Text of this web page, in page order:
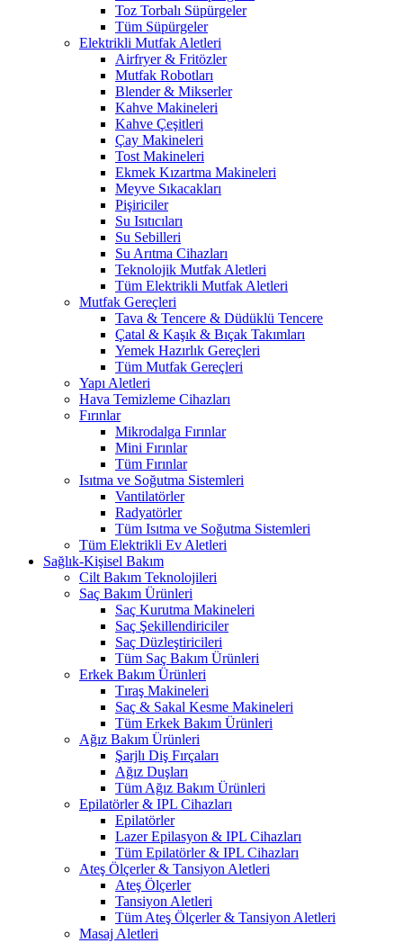
Toz Torbalı Süpürgeler
Tüm Süpürgeler
Elektrikli Mutfak Aletleri
Airfryer & Fritözler
Mutfak Robotları
Blender & Mikserler
Kahve Makineleri
Kahve Çeşitleri
Çay Makineleri
Tost Makineleri
Ekmek Kızartma Makineleri
Meyve Sıkacakları
Pişiriciler
Su Isıtıcıları
Su Sebilleri
Su Arıtma Cihazları
Teknolojik Mutfak Aletleri
Tüm Elektrikli Mutfak Aletleri
Mutfak Gereçleri
Tava & Tencere & Düdüklü Tencere
Çatal & Kaşık & Bıçak Takımları
Yemek Hazırlık Gereçleri
Tüm Mutfak Gereçleri
Yapı Aletleri
Hava Temizleme Cihazları
Fırınlar
Mikrodalga Fırınlar
Mini Fırınlar
Tüm Fırınlar
Isıtma ve Soğutma Sistemleri
Vantilatörler
Radyatörler
Tüm Isıtma ve Soğutma Sistemleri
Tüm Elektrikli Ev Aletleri
Sağlık-Kişisel Bakım
Cilt Bakım Teknolojileri
Saç Bakım Ürünleri
Saç Kurutma Makineleri
Saç Şekillendiriciler
Saç Düzleştiricileri
Tüm Saç Bakım Ürünleri
Erkek Bakım Ürünleri
Tıraş Makineleri
Saç & Sakal Kesme Makineleri
Tüm Erkek Bakım Ürünleri
Ağız Bakım Ürünleri
Şarjlı Diş Fırçaları
Ağız Duşları
Tüm Ağız Bakım Ürünleri
Epilatörler & IPL Cihazları
Epilatörler
Lazer Epilasyon & IPL Cihazları
Tüm Epilatörler & IPL Cihazları
Ateş Ölçerler & Tansiyon Aletleri
Ateş Ölçerler
Tansiyon Aletleri
Tüm Ateş Ölçerler & Tansiyon Aletleri
Masaj Aletleri